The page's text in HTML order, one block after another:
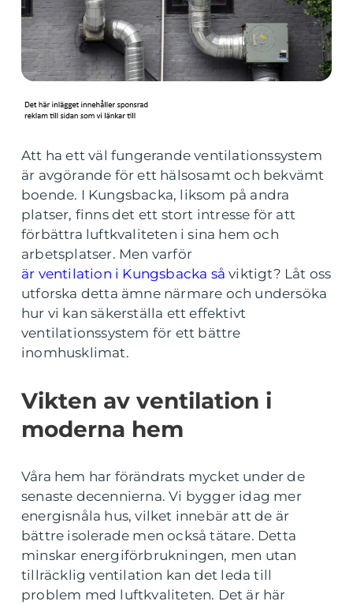
Att ha ett väl fungerande ventilationssystem
är avgörande för ett hälsosamt och bekvämt
boende. I Kungsbacka, liksom på andra
platser, finns det ett stort intresse för att
förbättra luftkvaliteten i sina hem och
arbetsplatser. Men varför
är ventilation i Kungsbacka så viktigt? Låt oss
utforska detta ämne närmare och undersöka
hur vi kan säkerställa ett effektivt
ventilationssystem för ett bättre
inomhusklimat.
Vikten av ventilation i
moderna hem
Våra hem har förändrats mycket under de
senaste decennierna. Vi bygger idag mer
energisnåla hus, vilket innebär att de är
bättre isolerade men också tätare. Detta
minskar energiförbrukningen, men utan
tillräcklig ventilation kan det leda till
problem med luftkvaliteten. Det är här